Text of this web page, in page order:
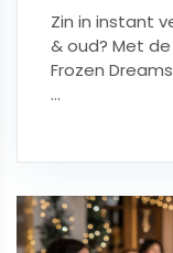
Zin in instant
& oud? Met
Frozen
...